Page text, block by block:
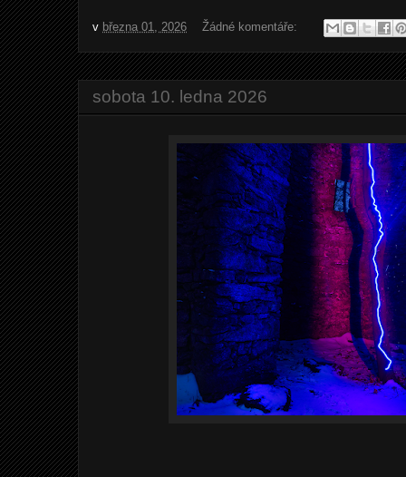
v března 01, 2026 Žádné komentáře:
sobota 10. ledna 2026